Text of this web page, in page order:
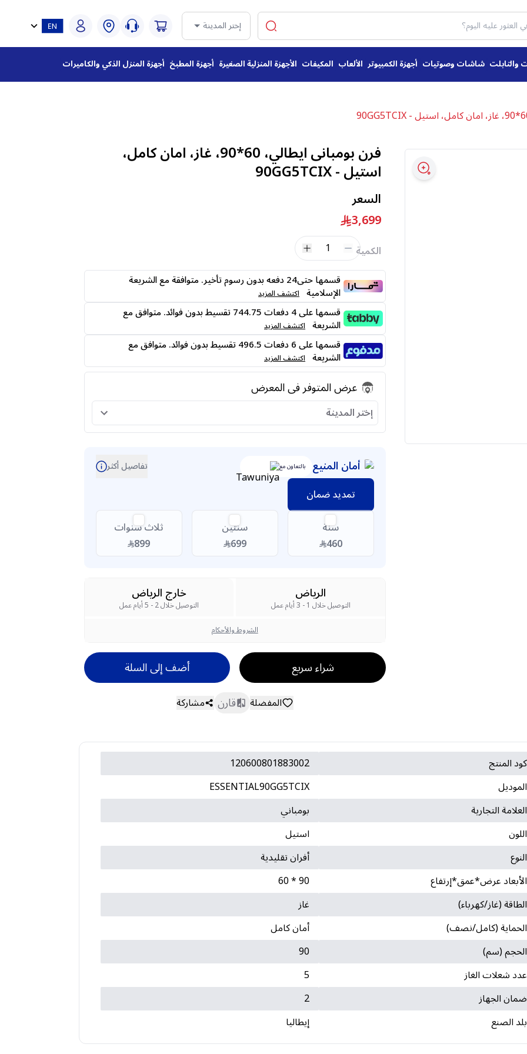
إختر المدينة
والتابلت شاشات وصوتيات أجهزة الكمبيوتر الألعاب المكيفات الأجهزة المنزلية الصغيرة أجهزة المطبخ أجهزة المنزل الذكي والكاميرات
فرن بومبانى ايطالي، 60*90، غاز، امان كامل،
استيل - 90GG5TCIX
السعر
3,699
الكمية 1
قسمها حتى24 دفعه بدون رسوم تأخير. متوافقة مع الشريعة
الإسلامية اكتشف المزيد
قسمها على 4 دفعات 744.75 تقسيط بدون فوائد. متوافق مع
الشريعة اكتشف المزيد
قسمها على 6 دفعات 496.5 تقسيط بدون فوائد. متوافق مع
الشريعة اكتشف المزيد
عرض المتوفر فى المعرض
إختر المدينة
أمان المنيع بالتعاون مع تفاصيل أكثر
تمديد ضمان
سنة
460
سنتين
699
ثلاث سنوات
899
الرياض
التوصيل خلال 1 - 3 أيام عمل
خارج الرياض
التوصيل خلال 2 - 5 أيام عمل
الشروط والأحكام
شراء سريع أضف إلى السلة
المفضلة قارن مشاركة
كود المنتج
120600801883002
الموديل
ESSENTIAL90GG5TCIX
العلامة التجارية
بومباني
اللون
استيل
النوع
أفران تقليدية
الأبعاد عرض*عمق*إرتفاع
90 * 60
الطاقة (غاز/كهرباء)
غاز
الحماية (كامل/نصف)
أمان كامل
الحجم (سم)
90
عدد شعلات الغاز
5
ضمان الجهاز
2
بلد الصنع
إيطاليا